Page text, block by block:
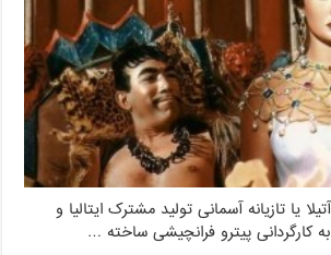
یا تازیانه آسمانی تولید مشترک ایتالیا و